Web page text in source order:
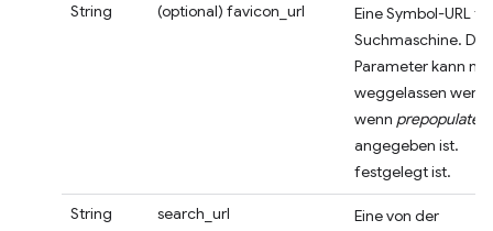
String (optional) favicon_url
Eine Symbol-URL
Suchmaschine.
Parameter kann nur
weggelassen
wenn
angegeben ist.
festgelegt ist.
String search_url
Eine von der